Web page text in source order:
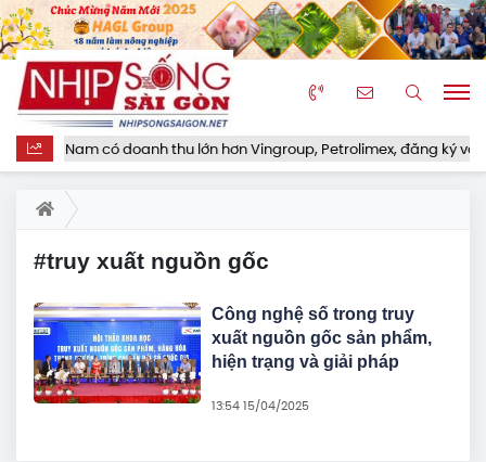
Việt Nam có doanh thu lớn hơn Vingroup, Petrolimex, đăng ký vào
#truy xuất nguồn gốc
Công nghệ số trong truy
xuất nguồn gốc sản phẩm,
hiện trạng và giải pháp
13:54 15/04/2025